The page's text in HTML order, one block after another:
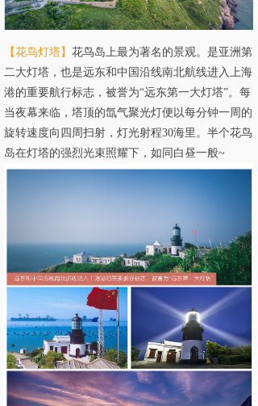
【花鸟灯塔】 花鸟岛上最为著名的景观。是亚洲第
二大灯塔，也是远东和中国沿线南北航线进入上海
港的重要航行标志，被誉为“远东第一大灯塔”。每
当夜幕来临，塔顶的氙气聚光灯便以每分钟一周的
旋转速度向四周扫射，灯光射程30海里。半个花鸟
岛在灯塔的强烈光束照耀下，如同白昼一般~